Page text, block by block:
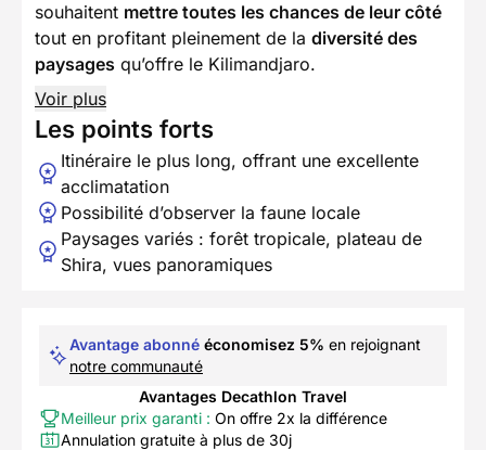
souhaitent mettre toutes les chances de leur côté
tout en profitant pleinement de la diversité des
paysages qu’offre le Kilimandjaro.
Voir plus
Les points forts
Itinéraire le plus long, offrant une excellente
acclimatation
Possibilité d’observer la faune locale
Paysages variés : forêt tropicale, plateau de
Shira, vues panoramiques
Avantage abonné économisez 5% en rejoignant
notre communauté
Avantages Decathlon Travel
Meilleur prix garanti : On offre 2x la différence
Annulation gratuite à plus de 30j